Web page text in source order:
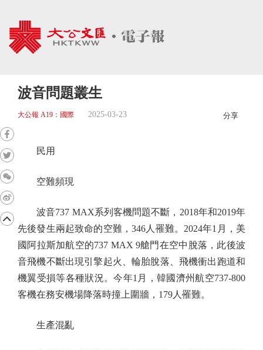
波音問題叢生
大公報 A19：國際 2025-03-23 分享
民用
空難頻現
波音737 MAX系列客機問題不斷，2018年和2019年
先後發生兩起致命的空難，346人罹難。2024年1月，美
國阿拉斯加航空的737 MAX 9艙門在空中脫落，此後波
音飛機不斷出現引擎起火、輪胎脫落、飛機衝出跑道和
機翼受損等各種狀況。今年1月，韓國濟州航空737-800
客機在務安機場降落時撞上圍牆，179人罹難。
生產混亂